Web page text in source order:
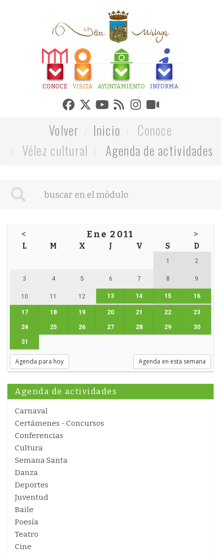
CONOCE VISITA AYUNTAMIENTO INFORMA
Volver Inicio
Conoce
Vélez cultural
Agenda de actividades
< Ene 2011 >
L M X J V S D
1 2
3 4 5 6 7 8 9
10 11 12 13 14 15 16
17 18 19 20 21 22 23
24 25 26 27 28 29 30
31
Agenda para hoy Agenda en esta semana
Agenda de actividades
Carnaval
Certámenes - Concursos
Conferencias
Cultura
Semana Santa
Danza
Deportes
Juventud
Baile
Poesía
Teatro
Cine